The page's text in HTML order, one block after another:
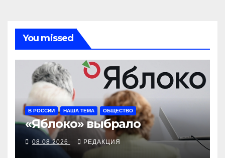
You missed
В РОССИИ НАША ТЕМА ОБЩЕСТВО
«Яблоко» выбрало
08.08.2026 РЕДАКЦИЯ